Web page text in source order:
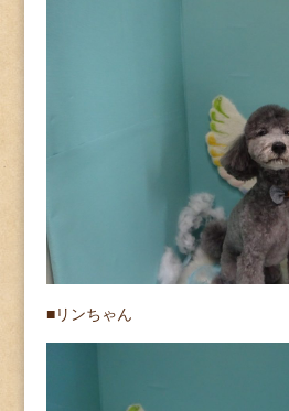
■リンちゃん